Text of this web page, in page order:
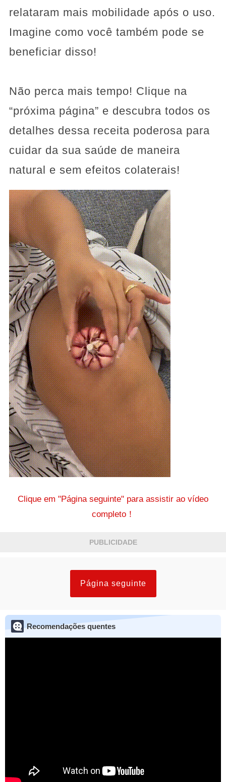
relataram mais mobilidade após o uso.
Imagine como você também pode se
beneficiar disso!
Não perca mais tempo! Clique na
“próxima página” e descubra todos os
detalhes dessa receita poderosa para
cuidar da sua saúde de maneira
natural e sem efeitos colaterais!
Clique em "Página seguinte" para assistir ao vídeo
completo！
PUBLICIDADE
Página seguinte
Recomendações quentes